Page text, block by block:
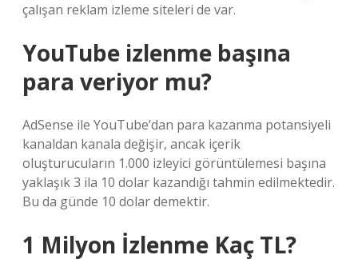
çalışan reklam izleme siteleri de var.
YouTube izlenme başına
para veriyor mu?
AdSense ile YouTube’dan para kazanma potansiyeli
kanaldan kanala değişir, ancak içerik
oluşturucuların 1.000 izleyici görüntülemesi başına
yaklaşık 3 ila 10 dolar kazandığı tahmin edilmektedir.
Bu da günde 10 dolar demektir.
1 Milyon İzlenme Kaç TL?